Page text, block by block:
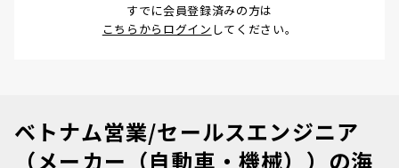
すでに会員登録済みの方は
こちらからログイン してください。
ベトナム営業/セールスエンジニア
（メーカー（自動車・機械））の海